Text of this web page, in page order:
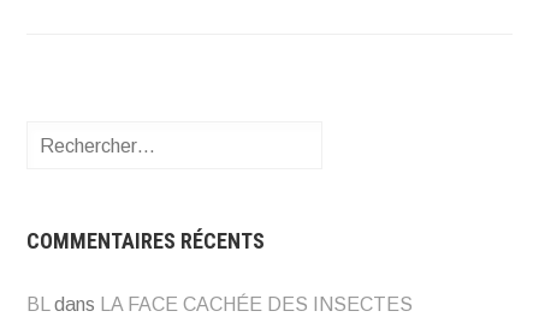
Rechercher :
COMMENTAIRES RÉCENTS
BL dans LA FACE CACHÉE DES INSECTES